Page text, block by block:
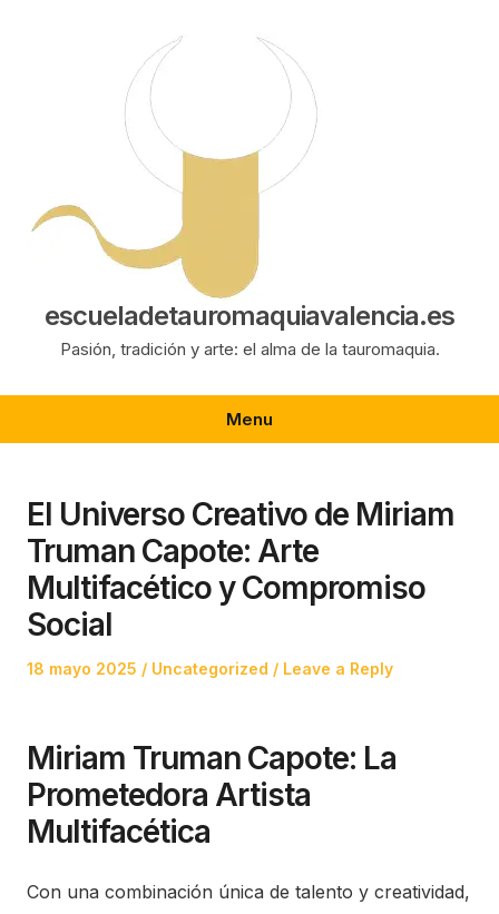
escueladetauromaquiavalencia.es
Pasión, tradición y arte: el alma de la tauromaquia.
Menu
El Universo Creativo de Miriam
Truman Capote: Arte
Multifacético y Compromiso
Social
Posted
18 mayo 2025
Posted
Uncategorized Leave a Reply
Miriam Truman Capote: La
Prometedora Artista
Multifacética
Con una combinación única de talento y creatividad,